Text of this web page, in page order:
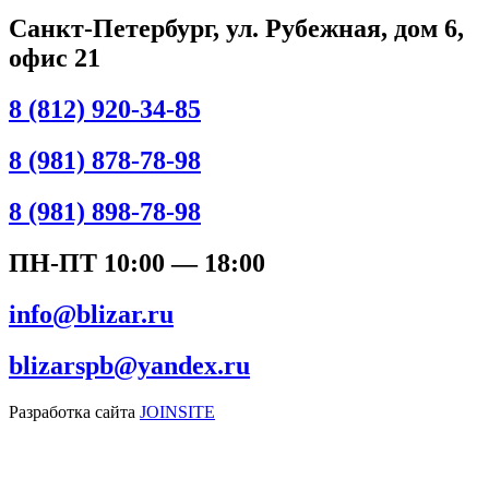
Санкт-Петербург, ул. Рубежная, дом 6,
офис 21
8 (812) 920-34-85
8 (981) 878-78-98
8 (981) 898-78-98
ПН-ПТ 10:00 — 18:00
info@blizar.ru
blizarspb@yandex.ru
Разработка сайта JOINSITE